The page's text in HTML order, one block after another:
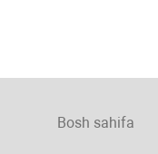
Bosh sahifa